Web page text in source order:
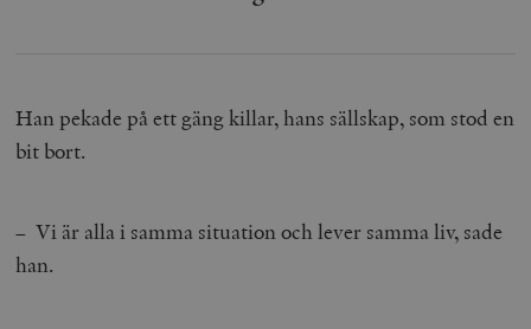
Han pekade på ett gäng killar, hans sällskap, som stod en
bit bort.
– Vi är alla i samma situation och lever samma liv, sade
han.